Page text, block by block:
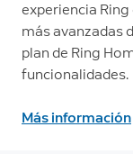
experiencia
más avanzadas
plan de Ring
funcionalidades.
Más información